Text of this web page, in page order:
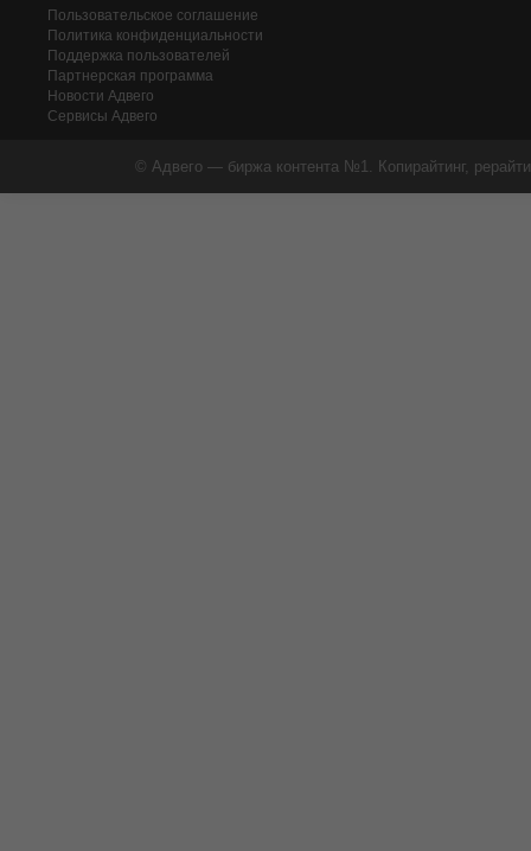
Пользовательское соглашение
Политика конфиденциальности
Поддержка пользователей
Партнерская программа
Новости Адвего
Сервисы Адвего
© Адвего — биржа контента №1. Копирайтинг,